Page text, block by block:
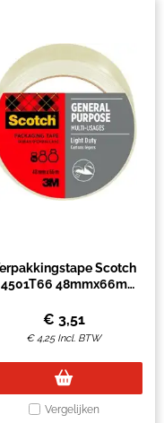
Scotch
4501T66 48mmx66m
€ 3,51
€4,25 Incl. BTW
Vergelijken